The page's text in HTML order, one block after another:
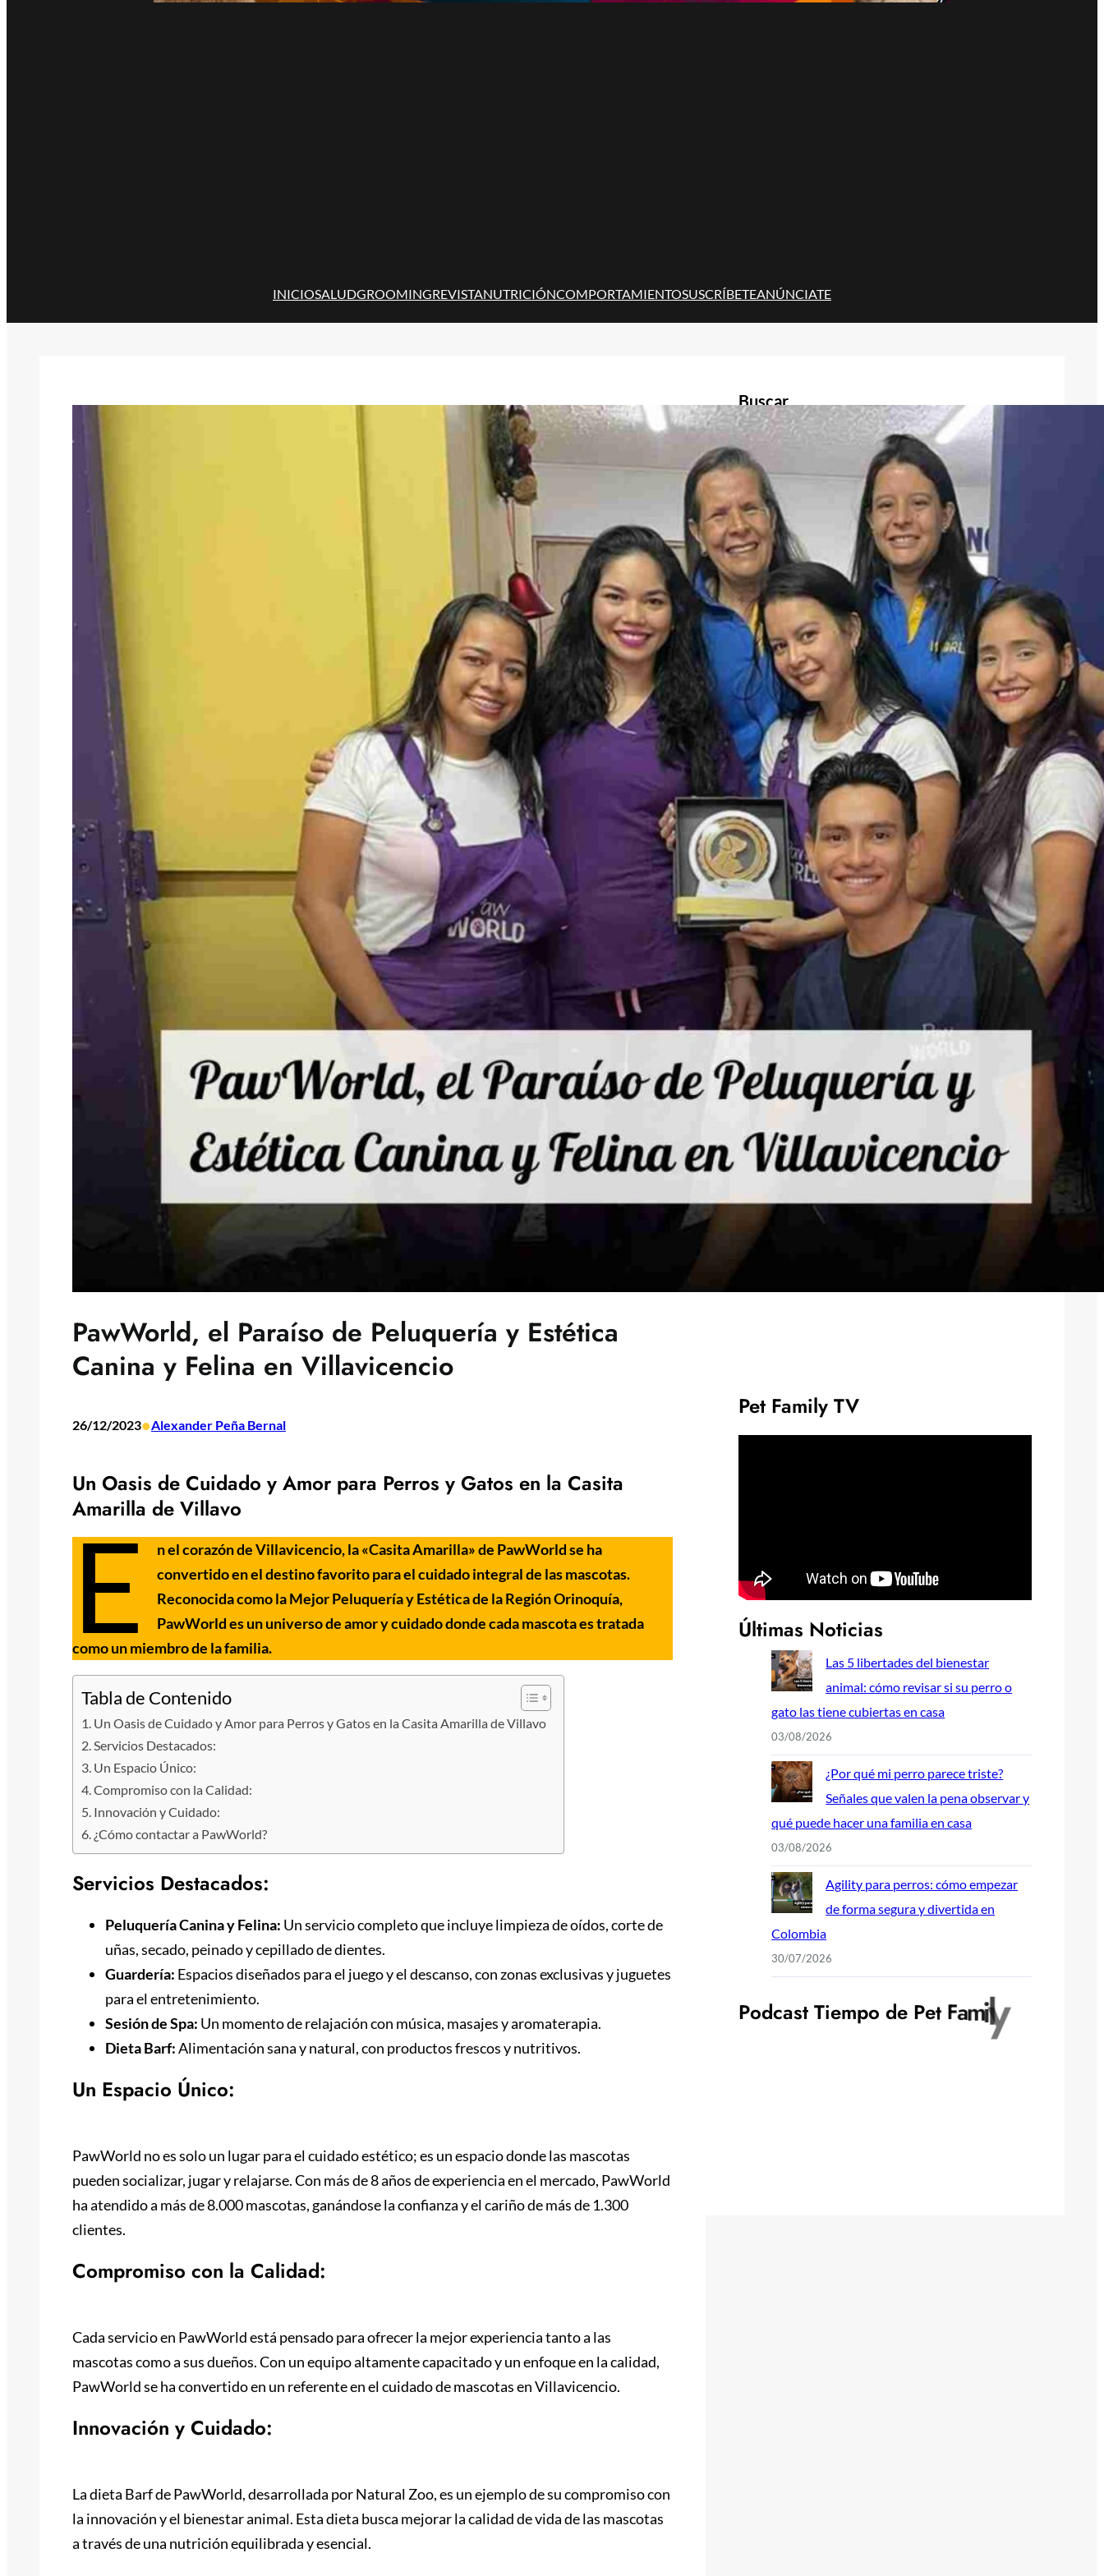
INICIOSALUDGROOMINGREVISTANUTRICIÓNCOMPORTAMIENTOSUSCRÍBETEANÚNCIATE
PawWorld, el Paraíso de Peluquería y Estética
Canina y Felina en Villavicencio
26/12/2023•Alexander Peña Bernal
Un Oasis de Cuidado y Amor para Perros y Gatos en la Casita
Amarilla de Villavo
E
n el corazón de Villavicencio, la «Casita Amarilla» de PawWorld se ha
convertido en el destino favorito para el cuidado integral de las mascotas.
Reconocida como la Mejor Peluquería y Estética de la Región Orinoquía,
PawWorld es un universo de amor y cuidado donde cada mascota es tratada
como un miembro de la familia.
Tabla de Contenido
Un Oasis de Cuidado y Amor para Perros y Gatos en la Casita Amarilla de Villavo
Servicios Destacados:
Un Espacio Único:
Compromiso con la Calidad:
Innovación y Cuidado:
¿Cómo contactar a PawWorld?
Servicios Destacados:
Peluquería Canina y Felina: Un servicio completo que incluye limpieza de oídos, corte de
uñas, secado, peinado y cepillado de dientes.
Guardería: Espacios diseñados para el juego y el descanso, con zonas exclusivas y juguetes
para el entretenimiento.
Sesión de Spa: Un momento de relajación con música, masajes y aromaterapia.
Dieta Barf:Alimentación sana y natural, con productos frescos y nutritivos.
Un Espacio Único:
PawWorld no es solo un lugar para el cuidado estético; es un espacio donde las mascotas
pueden socializar, jugar y relajarse. Con más de 8 años de experiencia en el mercado, PawWorld
ha atendido a más de 8.000 mascotas, ganándose la confianza y el cariño de más de 1.300
clientes.
Compromiso con la Calidad:
Cada servicio en PawWorld está pensado para ofrecer la mejor experiencia tanto a las
mascotas como a sus dueños. Con un equipo altamente capacitado y un enfoque en la calidad,
PawWorld se ha convertido en un referente en el cuidado de mascotas en Villavicencio.
Innovación y Cuidado:
La dieta Barf de PawWorld, desarrollada por Natural Zoo, es un ejemplo de su compromiso con
la innovación y el bienestar animal. Esta dieta busca mejorar la calidad de vida de las mascotas
a través de una nutrición equilibrada y esencial.
Buscar
Buscar
Publicidad
Publicidad
Social Media
TikTok WhatsApp
Clic para suscribirte a la revista
Revista
Pet Family TV
Últimas Noticias
Las 5 libertades del bienestar
animal: cómo revisar si su perro o
gato las tiene cubiertas en casa
03/08/2026
¿Por qué mi perro parece triste?
Señales que valen la pena observar y
qué puede hacer una familia en casa
03/08/2026
Agility para perros: cómo empezar
de forma segura y divertida en
Colombia
30/07/2026
Podcast Tiempo de Pet Family